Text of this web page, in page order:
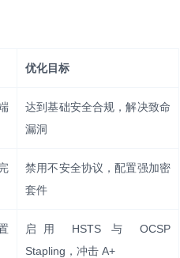
优化目标
达到基础安全合规，解决致命
漏洞
禁用不安全协议，配置强加密
套件
启用 HSTS 与 OCSP
Stapling，冲击 A+